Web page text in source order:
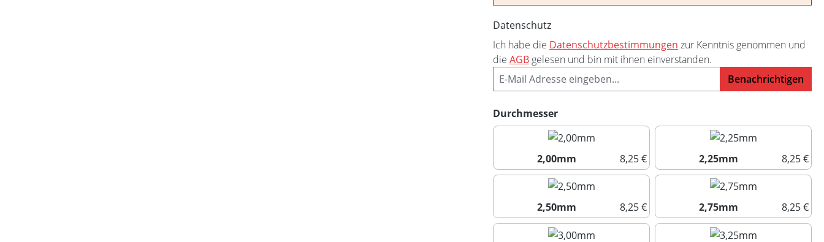
Datenschutz
Ich habe die Datenschutzbestimmungen zur Kenntnis genommen und
die AGB gelesen und bin mit ihnen einverstanden.
Benachrichtigen
Durchmesserauswählen
2,00mm
8,25 €
2,00mm
2,25mm
8,25 €
2,25mm
2,50mm
8,25 €
2,50mm
2,75mm
8,25 €
2,75mm